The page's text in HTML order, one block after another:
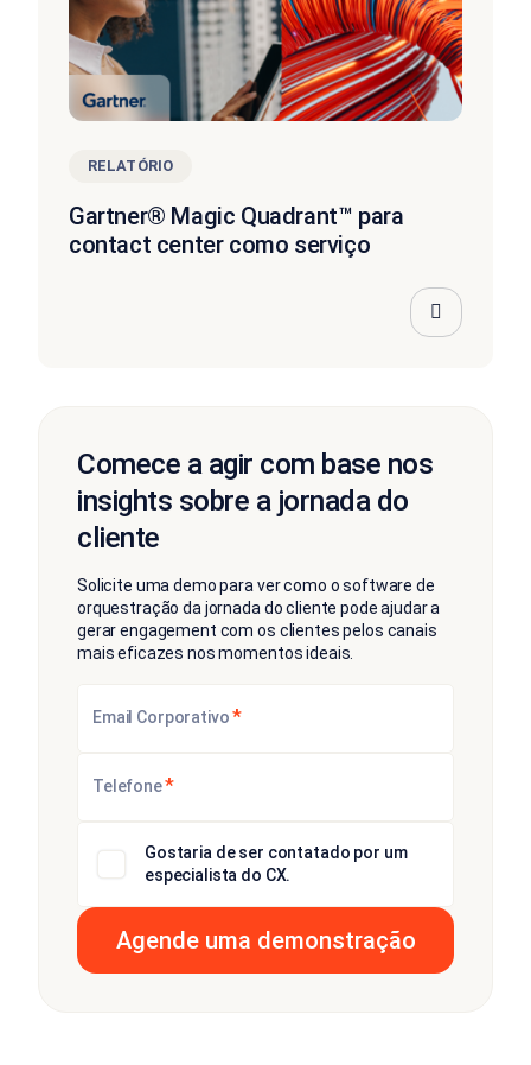
RELATÓRIO
Gartner® Magic Quadrant™ para
contact center como serviço
Comece a agir com base nos
insights sobre a jornada do
cliente
Solicite uma demo para ver como o software de
orquestração da jornada do cliente pode ajudar a
gerar engagement com os clientes pelos canais
mais eficazes nos momentos ideais.
Email Corporativo*
Telefone*
Gostaria de ser contatado por um
especialista do CX.